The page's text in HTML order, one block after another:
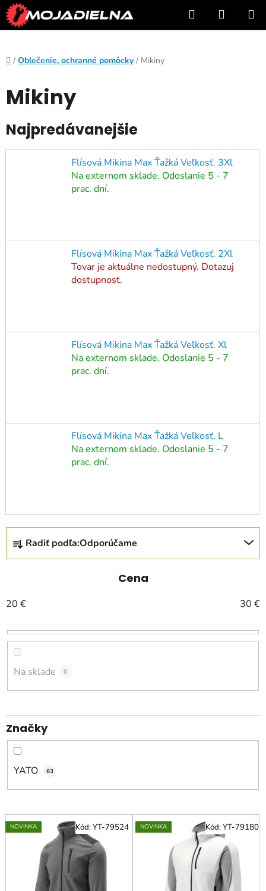
Prejsť
na
obsah
Hľadať
KOŠÍK
Domov
/ Oblečenie, ochranné pomôcky / Mikiny
Mikiny
Najpredávanejšie
Flísová Mikina Max Ťažká Veľkosť. 3Xl
Na externom sklade. Odoslanie 5 - 7
prac. dní.
Flísová Mikina Max Ťažká Veľkosť. 2Xl
Tovar je aktuálne nedostupný. Dotazuj
dostupnosť.
Flísová Mikina Max Ťažká Veľkosť. Xl
Na externom sklade. Odoslanie 5 - 7
prac. dní.
Flísová Mikina Max Ťažká Veľkosť. L
Na externom sklade. Odoslanie 5 - 7
prac. dní.
R
a
d
n
i
e
p
o
d
k
t
o
v
Radiť podľa:Odporúčame
Cena
20 € 30 €
Na sklade 0
Značky
YATO 63
V
ýNOVINKA Kód:YT-79524 NOVINKA Kód:YT-79180